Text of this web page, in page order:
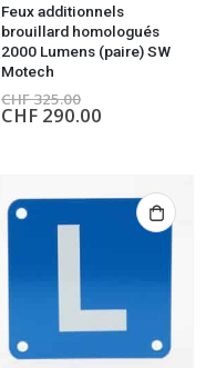
Feux additionnels
brouillard homologués
2000 Lumens (paire) SW
Motech
CHF325.00
CHF 290.00